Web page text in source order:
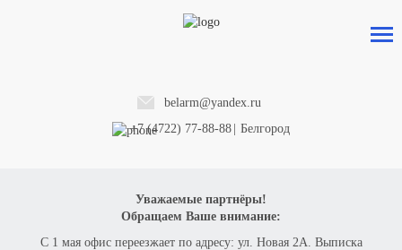
belarm@yandex.ru
+7 (4722) 77-88-88
Белгород
Уважаемые партнёры!
Обращаем Ваше внимание:
С 1 мая офис переезжает по адресу: ул. Новая 2А. Выписка